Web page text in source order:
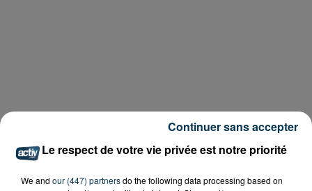
Le respect de votre vie privée est notre priorité
We and our (447) partnersdo the following data processing based on
Continuer sans accepter